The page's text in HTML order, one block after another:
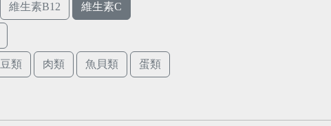
維生素B12 維生素C
豆類 肉類 魚貝類 蛋類